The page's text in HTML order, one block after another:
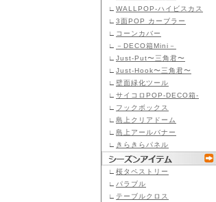
∟ WALLPOP-ハイビスカス
∟ 3面POP カーブラー
∟ コーンカバー
∟
－DECO箱Mini－
∟ Just-Put〜三角君〜
∟ Just-Hook〜三角君〜
∟ 壁面緑化ツール
∟ サイコロPOP-DECO箱-
∟ フックボックス
∟ 島上クリアドーム
∟ 島上アールバナー
∟
きらきらパネル
∟ 桜タペストリー
∟ パラブル
∟ テーブルクロス